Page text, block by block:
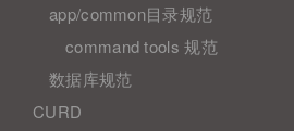
app/common目录规范
command tools 规范
数据库规范
CURD